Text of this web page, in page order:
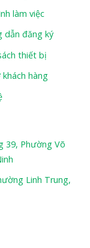
làm việc
dẫn đăng ký
thiết bị
hàng
39, Phường Võ
Linh Trung,